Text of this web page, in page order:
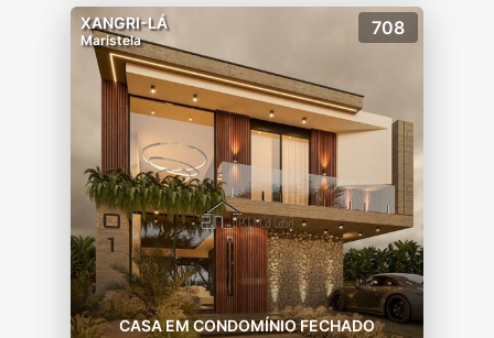
XANGRI-LÁ
Maristela
708
CASA EM CONDOMÍNIO FECHADO